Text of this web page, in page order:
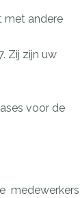
met andere
Zij zijn uw
voor de
medewerkers